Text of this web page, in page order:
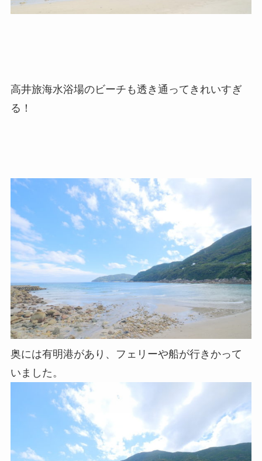
高井旅海水浴場のビーチも透き通ってきれいすぎ
る！
奥には有明港があり、フェリーや船が行きかって
いました。